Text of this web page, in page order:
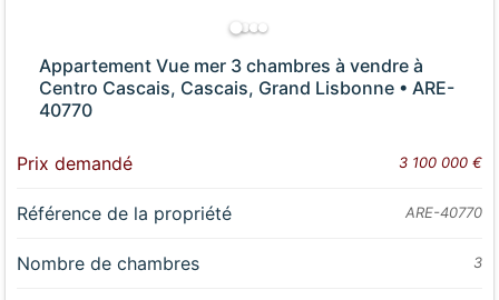
Appartement Vue mer 3 chambres à vendre à
Centro Cascais, Cascais, Grand Lisbonne • ARE-
40770
Prix demandé 3 100 000 €
Référence de la propriété ARE-40770
Nombre de chambres 3